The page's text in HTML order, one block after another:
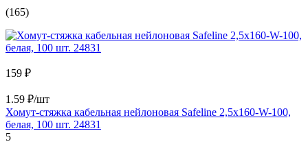
(165)
159 ₽
1.59 ₽/шт
Хомут-стяжка кабельная нейлоновая Safeline 2,5x160-W-100,
белая, 100 шт. 24831
5